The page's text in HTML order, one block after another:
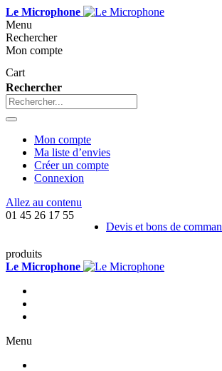
Le Microphone
Menu
Rechercher
Mon compte
Cart
Rechercher
Mon compte
Ma liste d’envies
Créer un compte
Connexion
Allez au contenu
01 45 26 17 55
Devis et bons de
produits
Le Microphone
Menu